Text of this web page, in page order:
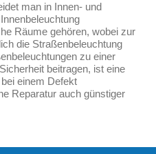
man in Innen- und
Räume gehören, wobei zur
die Straßenbeleuchtung
zu einer
beitragen, ist eine
einem Defekt
Reparatur auch günstiger